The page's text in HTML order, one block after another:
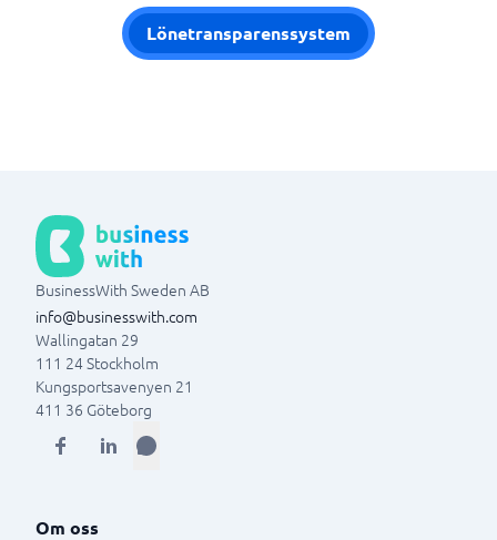
Lönetransparenssystem
BusinessWith Sweden AB
info@businesswith.com
Wallingatan 29
111 24Stockholm
Kungsportsavenyen 21
411 36 Göteborg
Om oss